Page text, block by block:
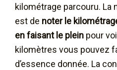
kilométrage parcouru. La
est de noter le
en faisant le plein pour
kilomètres vous pouvez
d’essence donnée. La